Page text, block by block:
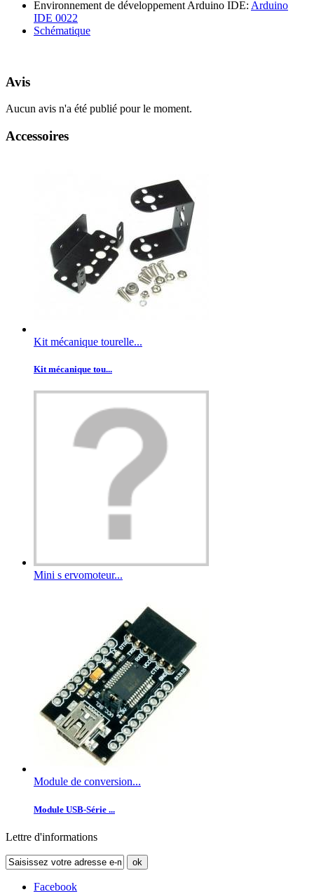
Environnement de développement Arduino IDE: Arduino
IDE 0022
Schématique
Avis
Aucun avis n'a été publié pour le moment.
Accessoires
Kit mécanique tourelle...
Kit mécanique tou...
Mini s ervomoteur...
Module de conversion...
Module USB-Série ...
Lettre d'informations
ok
Facebook